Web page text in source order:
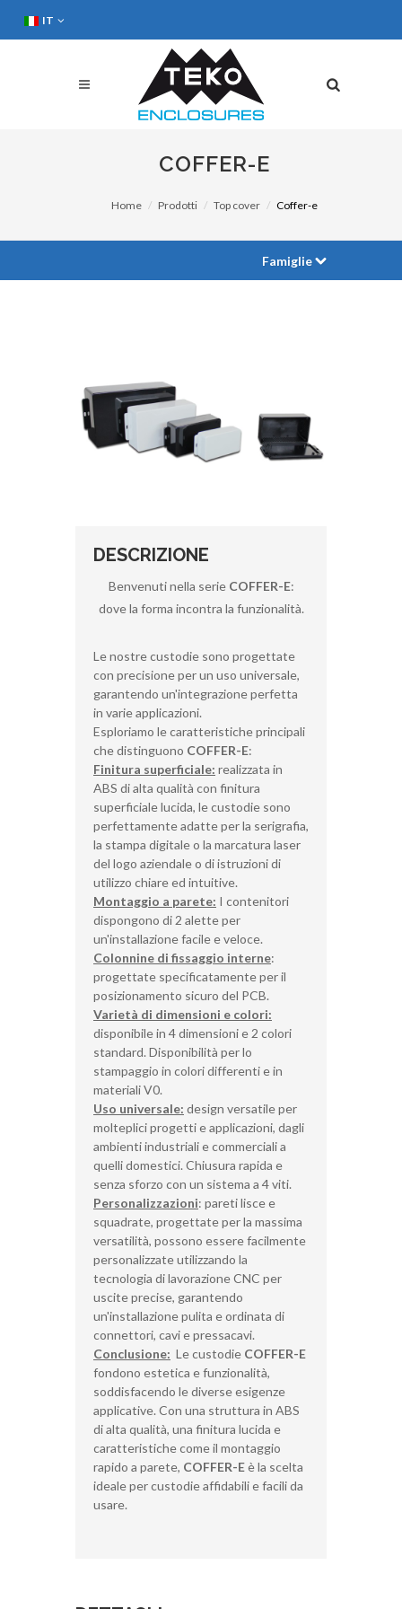
IT
COFFER-E
Home Prodotti Top cover Coffer-e
Famiglie
DESCRIZIONE
Benvenuti nella serie COFFER-E:
dove la forma incontra la funzionalità.
Le nostre custodie sono progettate
con precisione per un uso universale,
garantendo un'integrazione perfetta
in varie applicazioni.
Esploriamo le caratteristiche principali
che distinguono COFFER-E:
Finitura superficiale: realizzata in
ABS di alta qualità con finitura
superficiale lucida, le custodie sono
perfettamente adatte per la serigrafia,
la stampa digitale o la marcatura laser
del logo aziendale o di istruzioni di
utilizzo chiare ed intuitive.
Montaggio a parete: I contenitori
dispongono di 2 alette per
un'installazione facile e veloce.
Colonnine di fissaggio interne:
progettate specificatamente per il
posizionamento sicuro del PCB.
Varietà di dimensioni e colori:
disponibile in 4 dimensioni e 2 colori
standard. Disponibilità per lo
stampaggio in colori differenti e in
materiali V0.
Uso universale: design versatile per
molteplici progetti e applicazioni, dagli
ambienti industriali e commerciali a
quelli domestici. Chiusura rapida e
senza sforzo con un sistema a 4 viti.
Personalizzazioni: pareti lisce e
squadrate, progettate per la massima
versatilità, possono essere facilmente
personalizzate utilizzando la
tecnologia di lavorazione CNC per
uscite precise, garantendo
un'installazione pulita e ordinata di
connettori, cavi e pressacavi.
Conclusione: Le custodie COFFER-E
fondono estetica e funzionalità,
soddisfacendo le diverse esigenze
applicative. Con una struttura in ABS
di alta qualità, una finitura lucida e
caratteristiche come il montaggio
rapido a parete, COFFER-Eè la scelta
ideale per custodie affidabili e facili da
usare.